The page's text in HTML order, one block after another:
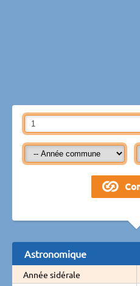
Astronomique
Année sidérale